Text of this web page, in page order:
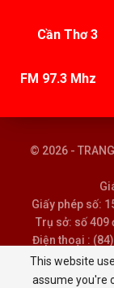
Cần Thơ 3
FM 97.3 Mhz
© 2026 - TRANG
Giấy phép số:
Trụ sở: số 409
Điện thoại :
This website
assume you're